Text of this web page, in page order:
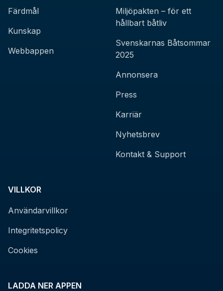
LADDA NER APPEN
Färdmål
Kunskap
Webbappen
Miljöpakten – för ett
hållbart båtliv
Svenskarnas Båtsommar
2025
Annonsera
Press
Karriär
Nyhetsbrev
Kontakt & Support
VILLKOR
Användarvillkor
Integritetspolicy
Cookies